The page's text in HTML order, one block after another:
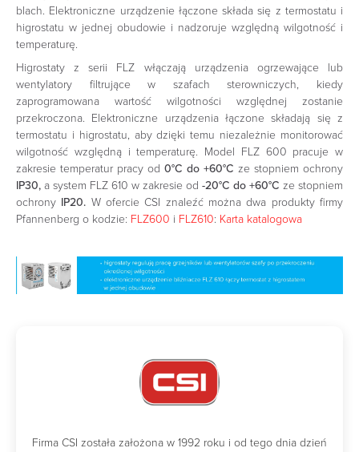
blach. Elektroniczne urządzenie łączone składa się z termostatu i
higrostatu w jednej obudowie i nadzoruje względną wilgotność i
temperaturę.
Higrostaty z serii FLZ włączają urządzenia ogrzewające lub
wentylatory filtrujące w szafach sterowniczych, kiedy
zaprogramowana wartość wilgotności względnej zostanie
przekroczona. Elektroniczne urządzenia łączone składają się z
termostatu i higrostatu, aby dzięki temu niezależnie monitorować
wilgotność względną i temperaturę. Model FLZ 600 pracuje w
zakresie temperatur pracy od 0°C do +60°C ze stopniem ochrony
IP30, a system FLZ 610 w zakresie od -20°C do +60°C ze stopniem
ochrony IP20. W ofercie CSI znaleźć można dwa produkty firmy
Pfannenberg o kodzie: FLZ600 i FLZ610: Karta katalogowa
Firma CSI została założona w 1992 roku i od tego dnia dzień